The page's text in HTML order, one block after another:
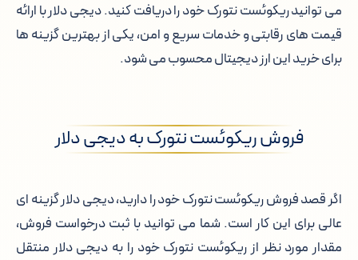
می توانید ریکوئست نتورک خود را دریافت کنید. دیجی دلار با ارائه
قیمت های رقابتی و خدمات سریع و امن، یکی از بهترین گزینه ها
برای خرید این ارز دیجیتال محسوب می شود.
فروش ریکوئست نتورک به دیجی دلار
اگر قصد فروش ریکوئست نتورک خود را دارید، دیجی دلار گزینه ای
عالی برای این کار است. شما می توانید با ثبت درخواست فروش،
مقدار مورد نظر از ریکوئست نتورک خود را به دیجی دلار منتقل